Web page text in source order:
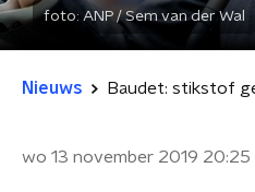
foto: ANP / Sem van der Wal
Nieuws
wo 13 november 2019 20:25